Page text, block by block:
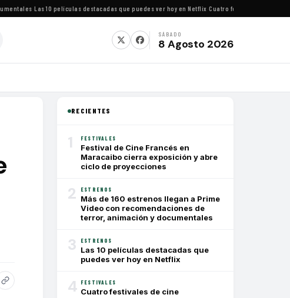
·Las 10 películas destacadas que puedes ver hoy en Netflix·Cuatro festivales de cine
SÁBADO
8 Agosto 2026
RECIENTES
1 FESTIVALES
Festival de Cine Francés en
Maracaibo cierra exposición y abre
ciclo de proyecciones
2 ESTRENOS
Más de 160 estrenos llegan a Prime
Video con recomendaciones de
terror, animación y documentales
3 ESTRENOS
Las 10 películas destacadas que
puedes ver hoy en Netflix
4 FESTIVALES
Cuatro festivales de cine